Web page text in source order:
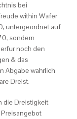
bei
within Wafer
untergeordnet auf
sondern
noch den
& das
Abgabe wahrlich
Dreist.
die Dreistigkeit